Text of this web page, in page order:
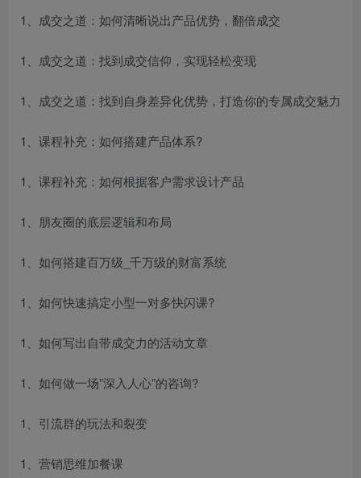
1、成交之道：如何清晰说出产品优势，翻倍成交
1、成交之道：找到成交信仰，实现轻松变现
1、成交之道：找到自身差异化优势，打造你的专属成交魅力
1、课程补充：如何搭建产品体系?
1、课程补充：如何根据客户需求设计产品
1、朋友圈的底层逻辑和布局
1、如何搭建百万级_千万级的财富系统
1、如何快速搞定小型一对多快闪课?
1、如何写出自带成交力的活动文章
1、如何做一场”深入人心”的咨询?
1、引流群的玩法和裂变
1、营销思维加餐课